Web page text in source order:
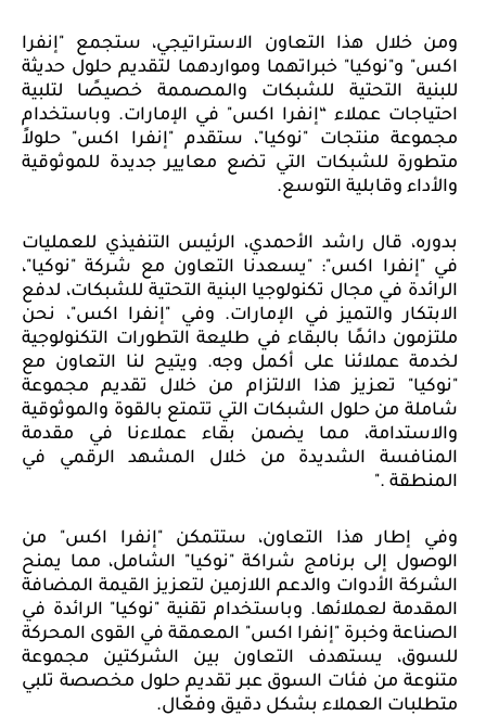
ومن خلال هذا التعاون الاستراتيجي، ستجمع "إنفرا
اكس" و"نوكيا" خبراتهما ومواردهما لتقديم حلول حديثة
للبنية التحتية للشبكات والمصممة خصيصًا لتلبية
احتياجات عملاء “إنفرا اكس" في الإمارات. وباستخدام
مجموعة منتجات "نوكيا"، ستقدم "إنفرا اكس" حلولاً
متطورة للشبكات التي تضع معايير جديدة للموثوقية
والأداء وقابلية التوسع.
بدوره، قال راشد الأحمدي، الرئيس التنفيذي للعمليات
في "إنفرا اكس": "يسعدنا التعاون مع شركة "نوكيا"،
الرائدة في مجال تكنولوجيا البنية التحتية للشبكات، لدفع
الابتكار والتميز في الإمارات. وفي "إنفرا اكس"، نحن
ملتزمون دائمًا بالبقاء في طليعة التطورات التكنولوجية
لخدمة عملائنا على أكمل وجه. ويتيح لنا التعاون مع
"نوكيا" تعزيز هذا الالتزام من خلال تقديم مجموعة
شاملة من حلول الشبكات التي تتمتع بالقوة والموثوقية
والاستدامة، مما يضمن بقاء عملاءنا في مقدمة
المنافسة الشديدة من خلال المشهد الرقمي في
المنطقة ".
وفي إطار هذا التعاون، ستتمكن "إنفرا اكس" من
الوصول إلى برنامج شراكة "نوكيا" الشامل، مما يمنح
الشركة الأدوات والدعم اللازمين لتعزيز القيمة المضافة
المقدمة لعملائها. وباستخدام تقنية "نوكيا" الرائدة في
الصناعة وخبرة "إنفرا اكس" المعمقة في القوى المحركة
للسوق، يستهدف التعاون بين الشركتين مجموعة
متنوعة من فئات السوق عبر تقديم حلول مخصصة تلبي
متطلبات العملاء بشكل دقيق وفعّال.